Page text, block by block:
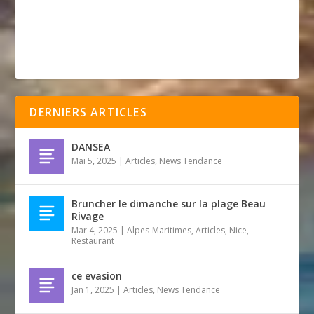
DERNIERS ARTICLES
DANSEA
Mai 5, 2025 |Articles, News Tendance
Bruncher le dimanche sur la plage Beau
Rivage
Mar 4, 2025 |Alpes-Maritimes,Articles, Nice,
Restaurant
ce evasion
Jan 1, 2025 |Articles, News Tendance